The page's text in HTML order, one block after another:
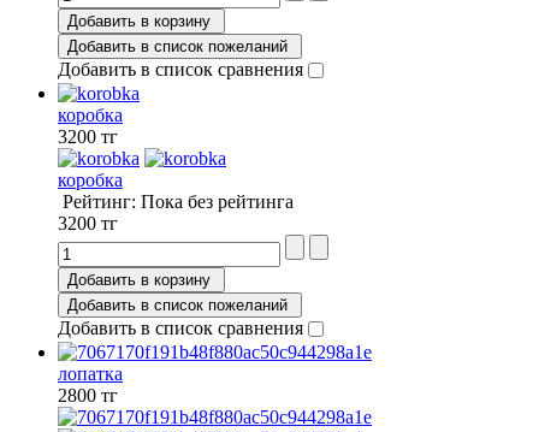
Добавить в корзину
Добавить в список пожеланий
Добавить в список сравнения
коробка
3200 тг
коробка
Рейтинг: Пока без рейтинга
3200 тг
Добавить в корзину
Добавить в список пожеланий
Добавить в список сравнения
лопатка
2800 тг